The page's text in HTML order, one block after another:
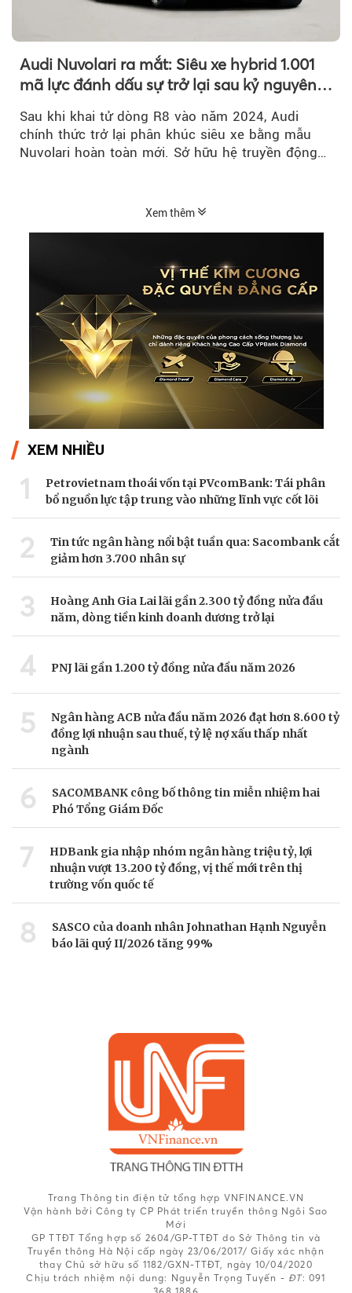
Audi Nuvolari ra mắt: Siêu xe hybrid 1.001
mã lực đánh dấu sự trở lại sau kỷ nguyên
Sau khi khai tử dòng R8 vào năm 2024, Audi
chính thức trở lại phân khúc siêu xe bằng mẫu
Nuvolari hoàn toàn mới. Sở hữu hệ truyền động
xem là tuyên ngôn mới của Audi trong kỷ nguyên
Xem thêm
XEM NHIỀU
1
Petrovietnam thoái vốn tại PVcomBank: Tái phân
bổ nguồn lực tập trung vào những lĩnh vực cốt lõi
2
Tin tức ngân hàng nổi bật tuần qua: Sacombank cắt
giảm hơn 3.700 nhân sự
3
Hoàng Anh Gia Lai lãi gần 2.300 tỷ đồng nửa đầu
năm, dòng tiền kinh doanh dương trở lại
4 PNJ lãi gần 1.200 tỷ đồng nửa đầu năm 2026
5
Ngân hàng ACB nửa đầu năm 2026 đạt hơn 8.600 tỷ
đồng lợi nhuận sau thuế, tỷ lệ nợ xấu thấp nhất
ngành
6
SACOMBANK công bố thông tin miễn nhiệm hai
Phó Tổng Giám Đốc
7
HDBank gia nhập nhóm ngân hàng triệu tỷ, lợi
nhuận vượt 13.200 tỷ đồng, vị thế mới trên thị
trường vốn quốc tế
8
SASCO của doanh nhân Johnathan Hạnh Nguyễn
báo lãi quý II/2026 tăng 99%
Trang Thông tin điện tử tổng hợp VNFINANCE.VN
Vận hành bởi Công ty CP Phát triển truyền thông Ngôi Sao
Mới
GP TTĐT Tổng hợp số 2604/GP-TTĐT do Sở Thông tin và
Truyền thông Hà Nội cấp ngày 23/06/2017/ Giấy xác nhận
thay Chủ sở hữu số 1182/GXN-TTĐT, ngày 10/04/2020
Chịu trách nhiệm nội dung: Nguyễn Trọng Tuyến - ĐT: 091